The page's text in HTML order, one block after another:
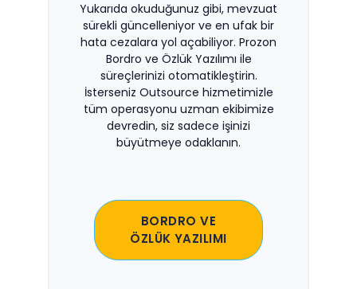
Yukarıda okuduğunuz gibi, mevzuat
sürekli güncelleniyor ve en ufak bir
hata cezalara yol açabiliyor. Prozon
Bordro ve Özlük Yazılımı ile
süreçlerinizi otomatikleştirin.
İsterseniz Outsource hizmetimizle
tüm operasyonu uzman ekibimize
devredin, siz sadece işinizi
büyütmeye odaklanın.
BORDRO VE
ÖZLÜK YAZILIMI